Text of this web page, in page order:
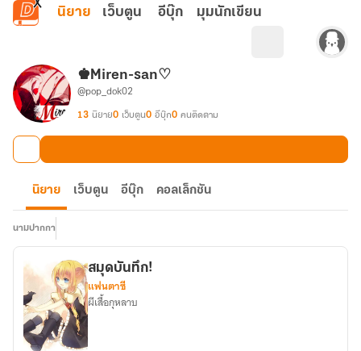
ข้ามไปยังเนื้อหาหลัก
นิยาย เว็บตูน อีบุ๊ก มุมนักเขียน
♚Miren-san♡
@pop_dok02
13 นิยาย0 เว็บตูน0 อีบุ๊ก0 คนติดตาม
นิยาย เว็บตูน อีบุ๊ก คอลเล็กชัน
นามปากกา
สมุดบันทึก!
แฟนตาซี
ผีเสื้อกุหลาบ